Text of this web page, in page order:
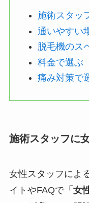
施術スタッ
通いやすい
脱毛機のス
料金で選ぶ
痛み対策で
施術スタッフに
女性スタッフによ
イトやFAQで「女